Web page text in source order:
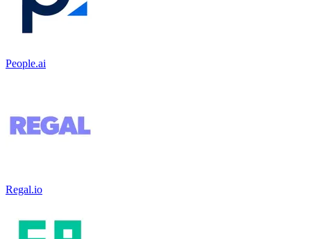
People.ai
Regal.io